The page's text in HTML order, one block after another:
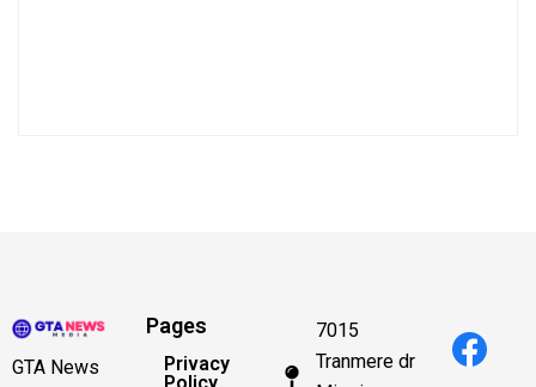
GTA News
Pages
Privacy
7015
Tranmere dr